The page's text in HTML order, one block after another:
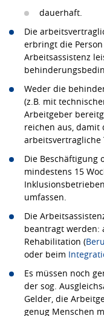
dauerhaft.
Die
erbringt die
Arbeitsassistenz
Weder die
(z.B. mit
Arbeitgeber
reichen aus,
arbeitsvertragliche
Die Beschäftigung
mindestens 15
umfassen.
Die
beantragt werden:
Rehabilitation (
oder beim
Es müssen noch
der sog.
Gelder, die
genug Menschen